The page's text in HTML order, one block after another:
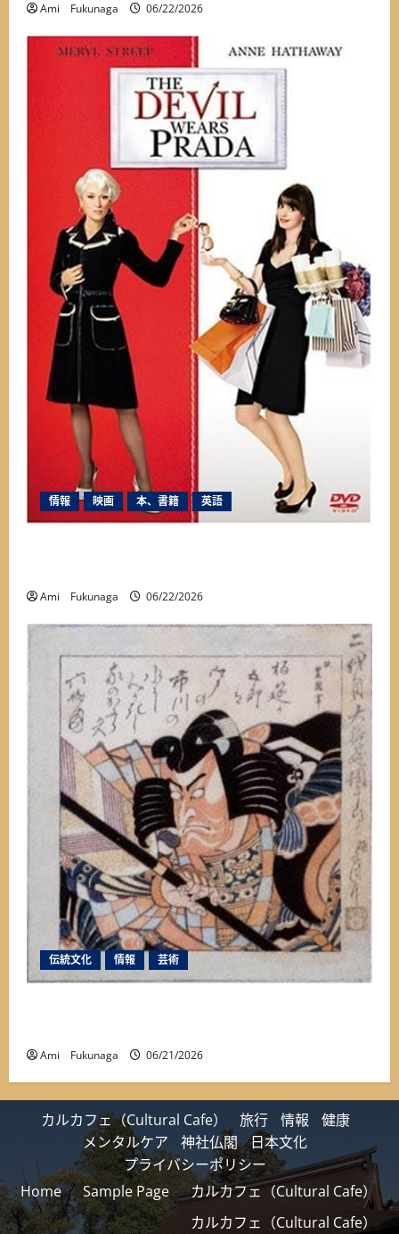
Ami Fukunaga 06/22/2026
情報 映画 本、書籍 英語
Ami Fukunaga 06/22/2026
伝統文化 情報 芸術
Ami Fukunaga 06/21/2026
カルカフェ（Cultural Cafe） 旅行 情報
健康
メンタルケア
神社仏閣
日本文化
プライバシーポリシー
Home
Sample Page
カルカフェ（Cultural Cafe）
カルカフェ（Cultural Cafe）